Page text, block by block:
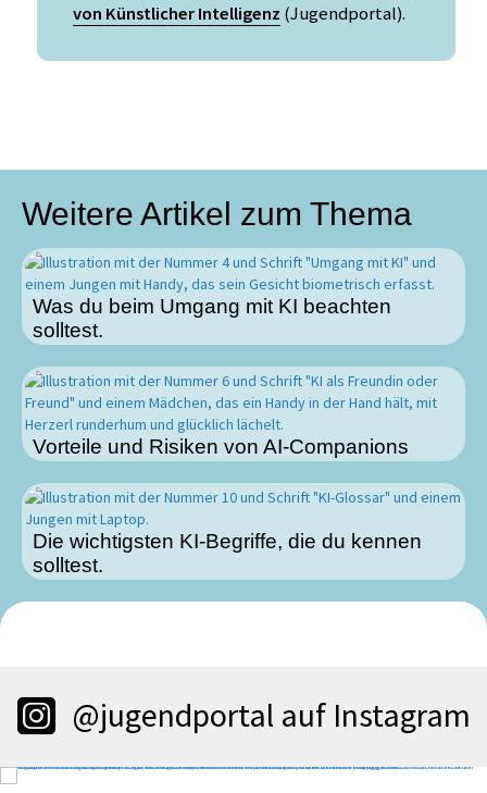
von Künstlicher Intelligenz (Jugendportal).
Weitere Artikel zum Thema
Was du beim Umgang mit KI beachten
solltest.
Vorteile und Risiken von AI-Companions
Die wichtigsten KI-Begriffe, die du kennen
solltest.
@jugendportal auf Instagram